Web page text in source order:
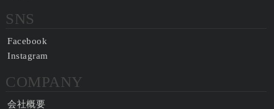
SNS
Facebook
Instagram
COMPANY
会社概要